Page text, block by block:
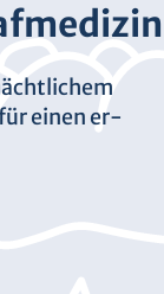
einen er­